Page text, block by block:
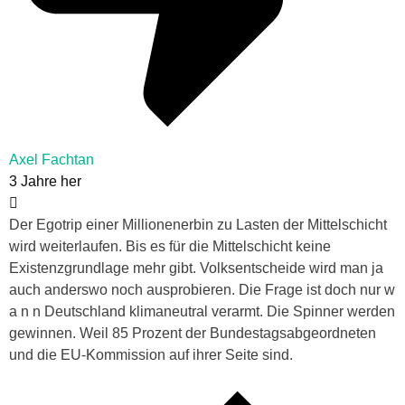
Axel Fachtan
3 Jahre her
Der Egotrip einer Millionenerbin zu Lasten der Mittelschicht
wird weiterlaufen. Bis es für die Mittelschicht keine
Existenzgrundlage mehr gibt. Volksentscheide wird man ja
auch anderswo noch ausprobieren. Die Frage ist doch nur w
a n n Deutschland klimaneutral verarmt. Die Spinner werden
gewinnen. Weil 85 Prozent der Bundestagsabgeordneten
und die EU-Kommission auf ihrer Seite sind.